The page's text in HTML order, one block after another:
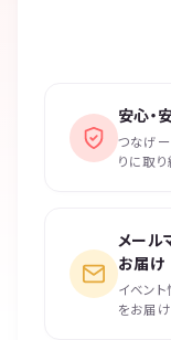
安心・
つなげ
りに取り
メール
お届け
イベン
をお届け